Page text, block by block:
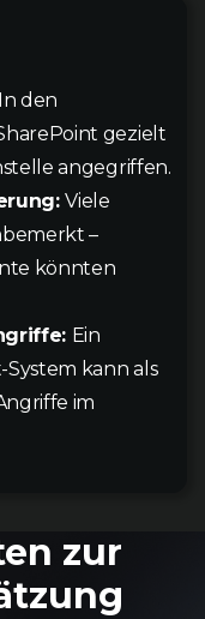
In den
gezielt
angegriffen.
Viele
–
könnten
Ein
kann als
im
zur